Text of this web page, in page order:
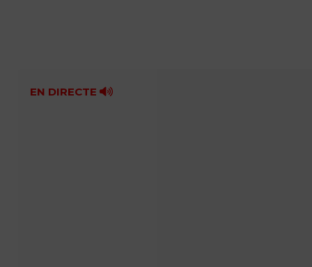
Fes-te'n soci!
EN DIRECTE